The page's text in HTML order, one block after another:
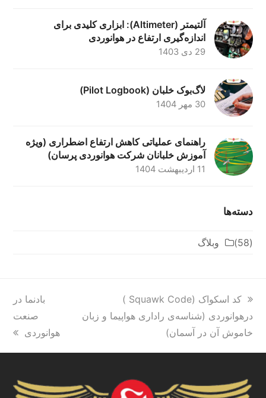
آلتیمتر (Altimeter): ابزاری کلیدی برای
اندازه‌گیری ارتفاع در هوانوردی
29 دی 1403
لاگ‌بوک خلبان (Pilot Logbook)
30 مهر 1404
راهنمای عملیاتی کاهش ارتفاع اضطراری (ویژه
آموزش خلبانان شرکت هوانوردی پرسان)
11 اردیبهشت 1404
دسته‌ها
وبلاگ (58)
previous
post:
کد اسکواک (Squawk Code )
درهوانوردی (شناسه‌ی راداری هواپیما و زبان
خاموش آن در آسمان)
next
post:
بادنما در
صنعت
هوانوردی